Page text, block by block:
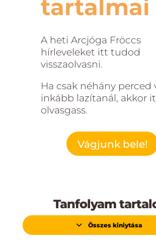
tartalmai
A heti Arcjóga Fröccs
hírleveleket itt tudod
visszaolvasni.
Ha csak néhány perced
inkább lazítanál, akkor
olvasgass.
Vágjunk bele!
Tanfolyam
Összes kiniytása
Lecke